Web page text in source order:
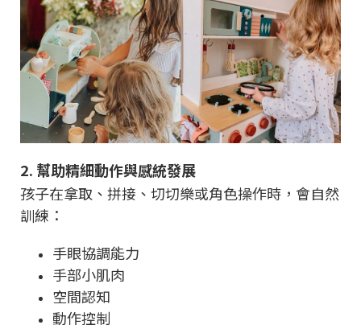
2. 幫助精細動作與感統發展
孩子在拿取、拼接、切切樂或角色操作時，會自然
訓練：
手眼協調能力
手部小肌肉
空間認知
動作控制